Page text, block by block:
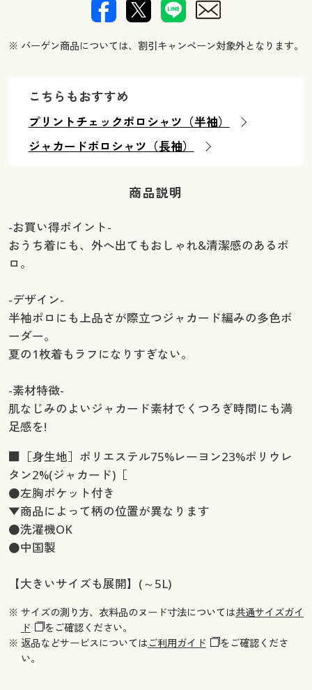
※ バーゲン商品については、割引キャンペーン対象外となります。
こちらもおすすめ
プリントチェックポロシャツ（半袖）
ジャカードポロシャツ（長袖）
商品説明
-お買い得ポイント-
おうち着にも、外へ出てもおしゃれ&清潔感のあるポ
ロ。
-デザイン-
半袖ポロにも上品さが際立つジャカード編みの多色ボ
ーダー。
夏の1枚着もラフになりすぎない。
-素材特徴-
肌なじみのよいジャカード素材でくつろぎ時間にも満
足感を!
■［身生地］ポリエステル75%レーヨン23%ポリウレ
タン2%(ジャカード)［
●左胸ポケット付き
▼商品によって柄の位置が異なります
●洗濯機OK
●中国製
【大きいサイズも展開】(～5L)
※ サイズの測り方、衣料品のヌード寸法については共通サイズガイ
ド
をご確認ください。
※ 返品などサービスについてはご利用ガイド
をご確認くださ
い。